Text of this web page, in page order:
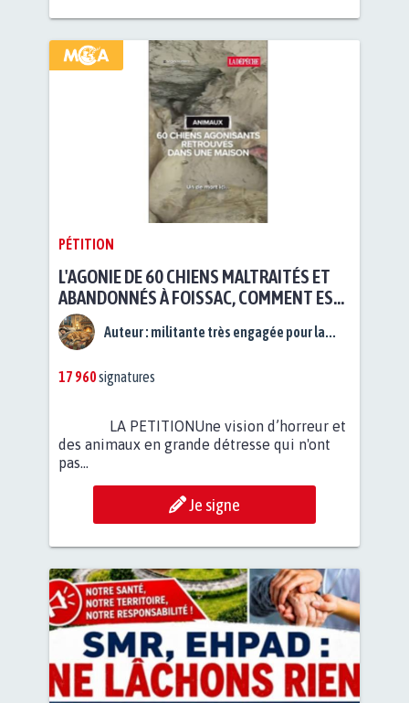
PÉTITION
L'AGONIE DE 60 CHIENS MALTRAITÉS ET
ABANDONNÉS À FOISSAC, COMMENT EST-
CE POSSIBLE ?
Auteur : militante très engagée pour la...
17 960signatures
LA PETITIONUne vision d’horreur et
des animaux en grande détresse qui n'ont
pas...
Je signe